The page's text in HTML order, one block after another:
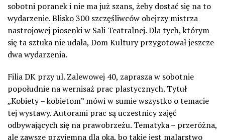
sobotni poranek i nie ma już szans, żeby dostać się na to
wydarzenie. Blisko 300 szczęśliwców obejrzy mistrza
nastrojowej piosenki w Sali Teatralnej. Dla tych, którym
się ta sztuka nie udała, Dom Kultury przygotował jeszcze
dwa wydarzenia.
Filia DK przy ul. Zalewowej 40, zaprasza w sobotnie
popołudnie na wernisaż prac plastycznych. Tytuł
„Kobiety – kobietom” mówi w sumie wszystko o temacie
tej wystawy. Autorami prac są uczestnicy zajęć
odbywających się na prawobrzeżu. Tematyka – przeróżna,
ale zawsze przyjemna dla oka, bo takie jest malarstwo